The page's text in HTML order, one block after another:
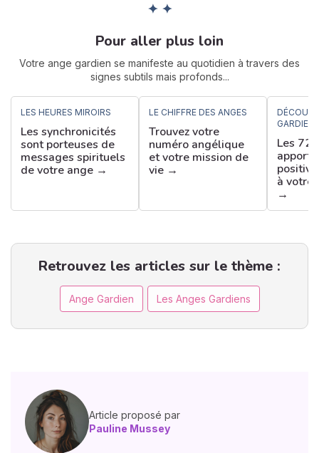
✦ ✦
Pour aller plus loin
Votre ange gardien se manifeste au quotidien à travers des
signes subtils mais profonds...
LES HEURES MIROIRS
Les synchronicités
sont porteuses de
messages spirituels
de votre ange →
LE CHIFFRE DES ANGES
Trouvez votre
numéro angélique
et votre mission de
vie →
Les 72
à votre
→
Retrouvez les articles sur le thème :
Ange Gardien Les Anges Gardiens
Article proposé par
Pauline Mussey